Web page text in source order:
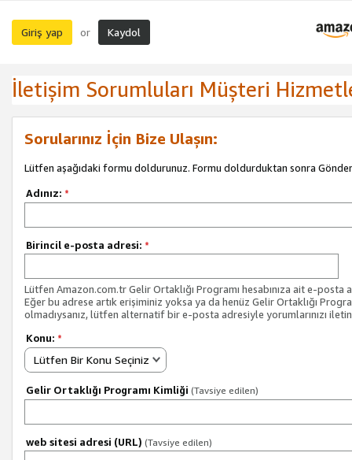
Giriş yap or Kaydol
İletişim Sorumluları Müşteri
Sorularınız İçin Bize Ulaşın:
Lütfen aşağıdaki formu doldurunuz. Formu doldurduktan sonra Gönder
Adınız: *
Birincil e-posta adresi: *
Lütfen Amazon.com.tr Gelir Ortaklığı Programı hesabınıza ait e-posta
Eğer bu adrese artık erişiminiz yoksa ya da henüz Gelir Ortaklığı
olmadıysanız, lütfen alternatif bir e-posta adresiyle yorumlarınızı
Konu: *
Lütfen Bir Konu Seçiniz
Gelir Ortaklığı Programı Kimliği (Tavsiye edilen)
web sitesi adresi (URL) (Tavsiye edilen)